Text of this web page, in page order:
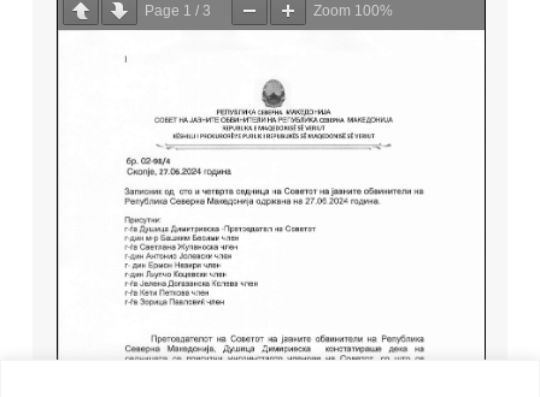
Page 1 / 3 Zoom 100%